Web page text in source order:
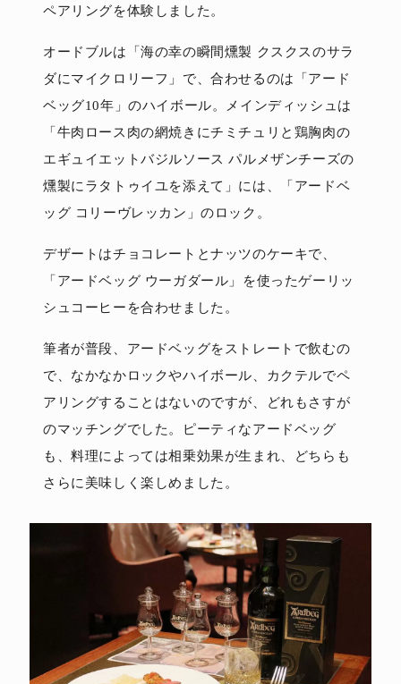
ペアリングを体験しました。
オードブルは「海の幸の瞬間燻製 クスクスのサラ
ダにマイクロリーフ」で、合わせるのは「アード
ベッグ10年」のハイボール。メインディッシュは
「牛肉ロース肉の網焼きにチミチュリと鶏胸肉の
エギュイエットバジルソース パルメザンチーズの
燻製にラタトゥイユを添えて」には、「アードベ
ッグ コリーヴレッカン」のロック。
デザートはチョコレートとナッツのケーキで、
「アードベッグ ウーガダール」を使ったゲーリッ
シュコーヒーを合わせました。
筆者が普段、アードベッグをストレートで飲むの
で、なかなかロックやハイボール、カクテルでペ
アリングすることはないのですが、どれもさすが
のマッチングでした。ピーティなアードベッグ
も、料理によっては相乗効果が生まれ、どちらも
さらに美味しく楽しめました。